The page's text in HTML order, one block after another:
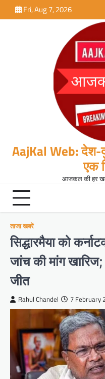
to
Fri, Aug 7, 2026
AajKal Web: देश-
एक
आजकल की हर
ताजा खबरें
सिद्धारमैया को
जांच की मांग
जीत
Rahul Chandel 7 February